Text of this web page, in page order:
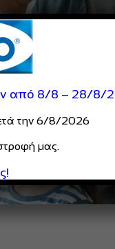
από 8/8 – 28/8/
την 6/8/2026
μας.